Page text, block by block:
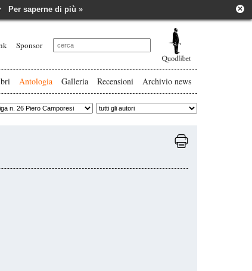
Per saperne di più » ×
Sponsor
Antologia Galleria Recensioni Archivio news